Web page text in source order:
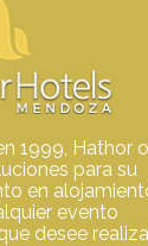
1999, Hathor
para su
en
evento
desee